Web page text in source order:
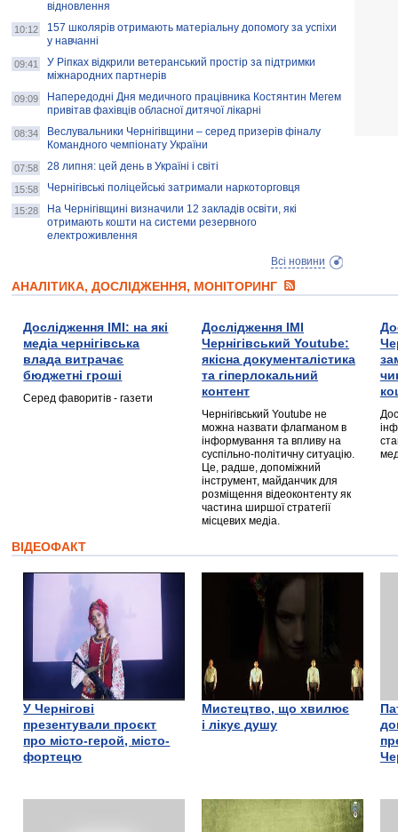
відновлення
10:12
157 школярів отримають матеріальну допомогу за успіхи
у навчанні
09:41
У Ріпках відкрили ветеранський простір за підтримки
міжнародних партнерів
09:09
Напередодні Дня медичного працівника Костянтин Мегем
привітав фахівців обласної дитячої лікарні
08:34
Веслувальники Чернігівщини – серед призерів фіналу
Командного чемпіонату України
07:58 28 липня: цей день в Україні і світі
15:58 Чернігівські поліцейські затримали наркоторговця
15:28
На Чернігівщині визначили 12 закладів освіти, які
отримають кошти на системи резервного
електроживлення
Всі новини
АНАЛІТИКА, ДОСЛІДЖЕННЯ, МОНІТОРИНГ
Дослідження ІМІ: на які
медіа чернігівська
влада витрачає
бюджетні гроші
Серед фаворитів - газети
Дослідження ІМІ
Чернігівський Youtube:
якісна документалістика
та гіперлокальний
контент
Чернігівський Youtube не
можна назвати флагманом в
інформування та впливу на
суспільно-політичну ситуацію.
Це, радше, допоміжний
інструмент, майданчик для
розміщення відеоконтенту як
частина ширшої стратегії
місцевих медіа.
ВІДЕОФАКТ
У Чернігові
презентували проєкт
про місто-герой, місто-
фортецю
Мистецтво, що хвилює
і лікує душу